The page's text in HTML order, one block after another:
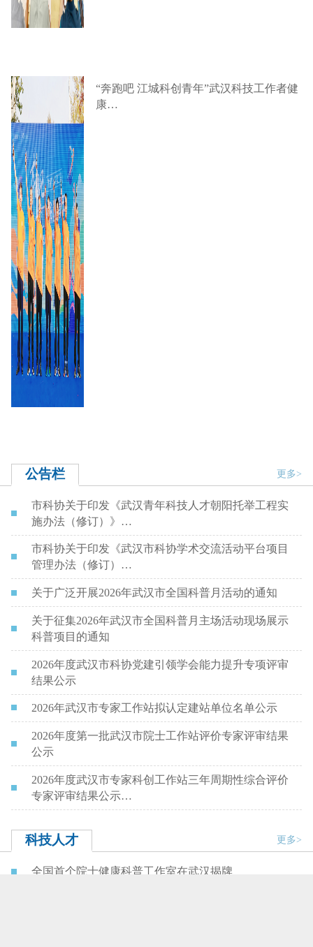
“奔跑吧 江城科创青年”武汉科技工作者健
康…
更多>
公告栏
市科协关于印发《武汉青年科技人才朝阳托举工程实
施办法（修订）》…
市科协关于印发《武汉市科协学术交流活动平台项目
管理办法（修订）…
关于广泛开展2026年武汉市全国科普月活动的通知
关于征集2026年武汉市全国科普月主场活动现场展示
科普项目的通知
2026年度武汉市科协党建引领学会能力提升专项评审
结果公示
2026年武汉市专家工作站拟认定建站单位名单公示
2026年度第一批武汉市院士工作站评价专家评审结果
公示
2026年度武汉市专家科创工作站三年周期性综合评价
专家评审结果公示…
更多>
科技人才
全国首个院士健康科普工作室在武汉揭牌